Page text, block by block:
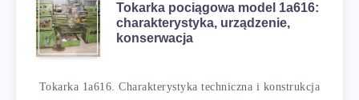
Tokarka pociągowa model 1a616:
charakterystyka, urządzenie,
konserwacja
Tokarka 1a616. Charakterystyka techniczna i konstrukcja